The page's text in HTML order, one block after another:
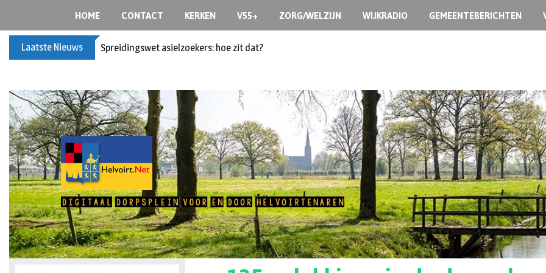
HOME CONTACT KERKEN V55+ ZORG/WELZIJN WIJKRADIO GEMEENTEBERICHTEN
Laatste Nieuws Spreidingswet asielzoekers: hoe zit dat?